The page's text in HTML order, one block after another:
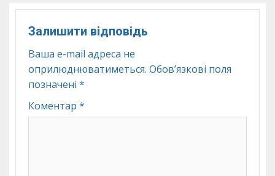
Залишити відповідь
Ваша e-mail адреса не
оприлюднюватиметься. Обов’язкові поля
позначені *
Коментар *